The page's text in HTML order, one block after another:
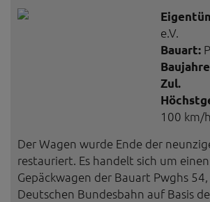
e.V.
Bauart:
Zul.
100 km/h
Der Wagen wurde Ende der
restauriert. Es handelt sich um
Gepäckwagen der Bauart Pwghs
Deutschen Bundesbahn auf Basis